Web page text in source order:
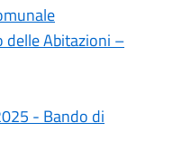
delle Abitazioni –
- Bando di